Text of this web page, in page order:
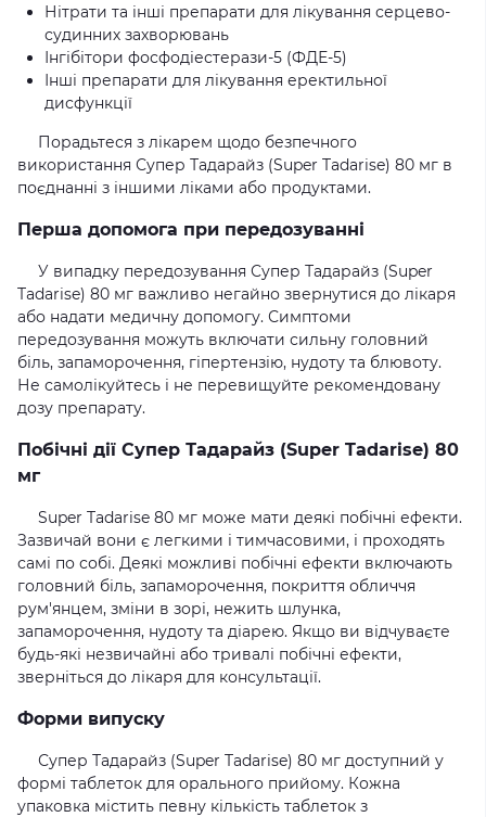
Нітрати та інші препарати для лікування серцево-
судинних захворювань
Інгібітори фосфодіестерази-5 (ФДЕ-5)
Інші препарати для лікування еректильної
дисфункції
Порадьтеся з лікарем щодо безпечного
використання Супер Тадарайз (Super Tadarise) 80 мг в
поєднанні з іншими ліками або продуктами.
Перша допомога при передозуванні
У випадку передозування Супер Тадарайз (Super
Tadarise) 80 мг важливо негайно звернутися до лікаря
або надати медичну допомогу. Симптоми
передозування можуть включати сильну головний
біль, запаморочення, гіпертензію, нудоту та блювоту.
Не самолікуйтесь і не перевищуйте рекомендовану
дозу препарату.
Побічні дії Супер Тадарайз (Super Tadarise) 80
мг
Super Tadarise 80 мг може мати деякі побічні ефекти.
Зазвичай вони є легкими і тимчасовими, і проходять
самі по собі. Деякі можливі побічні ефекти включають
головний біль, запаморочення, покриття обличчя
рум'янцем, зміни в зорі, нежить шлунка,
запаморочення, нудоту та діарею. Якщо ви відчуваєте
будь-які незвичайні або тривалі побічні ефекти,
зверніться до лікаря для консультації.
Форми випуску
Супер Тадарайз (Super Tadarise) 80 мг доступний у
формі таблеток для орального прийому. Кожна
упаковка містить певну кількість таблеток з